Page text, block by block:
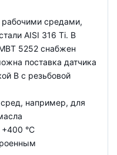
рабочими средами,
AISI 316 Ti. В
5252 снабжен
поставка датчика
В с резьбовой
например, для
+400 °С